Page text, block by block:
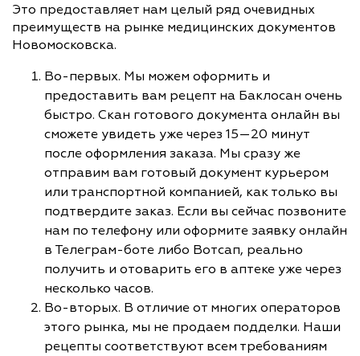
Это предоставляет нам целый ряд очевидных
преимуществ на рынке медицинских документов
Новомосковска.
Во-первых. Мы можем оформить и
предоставить вам рецепт на Баклосан очень
быстро. Скан готового документа онлайн вы
сможете увидеть уже через 15—20 минут
после оформления заказа. Мы сразу же
отправим вам готовый документ курьером
или транспортной компанией, как только вы
подтвердите заказ. Если вы сейчас позвоните
нам по телефону или оформите заявку онлайн
в Телеграм-боте либо Вотсап, реально
получить и отоварить его в аптеке уже через
несколько часов.
Во-вторых. В отличие от многих операторов
этого рынка, мы не продаем подделки. Наши
рецепты соответствуют всем требованиям